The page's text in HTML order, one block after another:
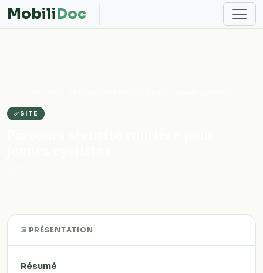
MobiliDoc
SITE
PRÉSENTATION
Résumé